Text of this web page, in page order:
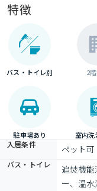
特徴
バス・トイレ別 2
駐車場あり 室内
入居条件 ペット可
バス・トイレ
追焚機
ー、温